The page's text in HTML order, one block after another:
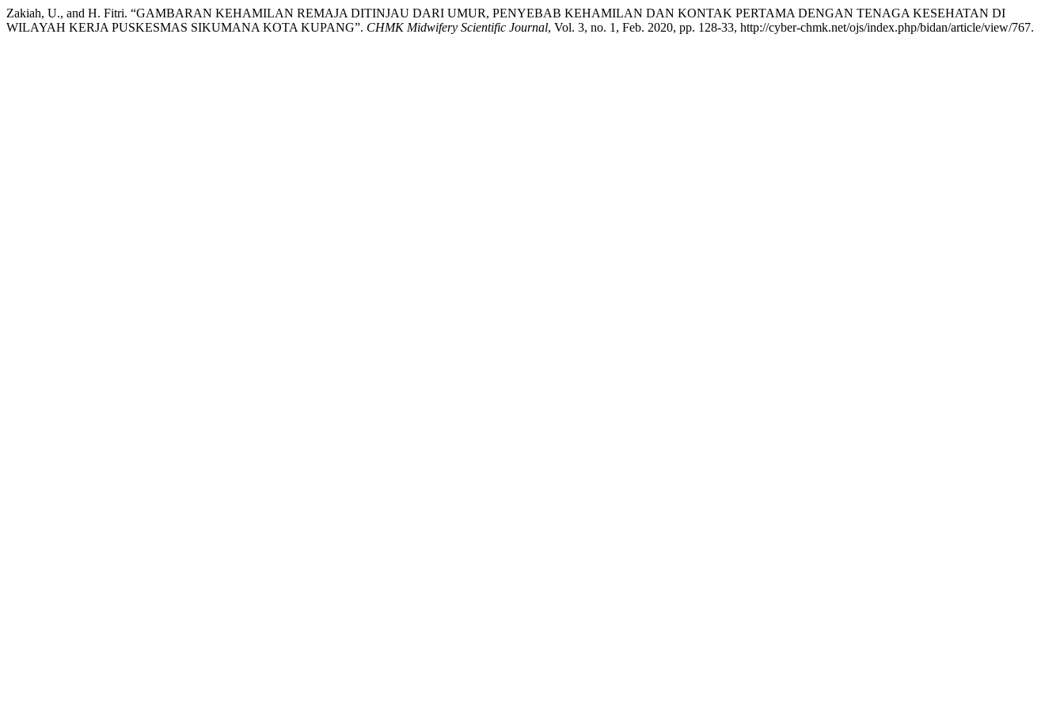
Zakiah, U., and H. Fitri. “GAMBARAN KEHAMILAN REMAJA DITINJAU DARI UMUR, PENYEBAB KEHAMILAN DAN KONTAK PERTAMA DENGAN TENAGA KESEHATAN DI
WILAYAH KERJA PUSKESMAS SIKUMANA KOTA KUPANG”. CHMK Midwifery Scientific Journal, Vol. 3, no. 1, Feb. 2020, pp. 128-33, http://cyber-chmk.net/ojs/index.php/bidan/article/view/767.